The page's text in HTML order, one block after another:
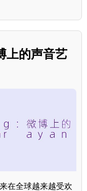
上的声音艺
在全球越来越受欢